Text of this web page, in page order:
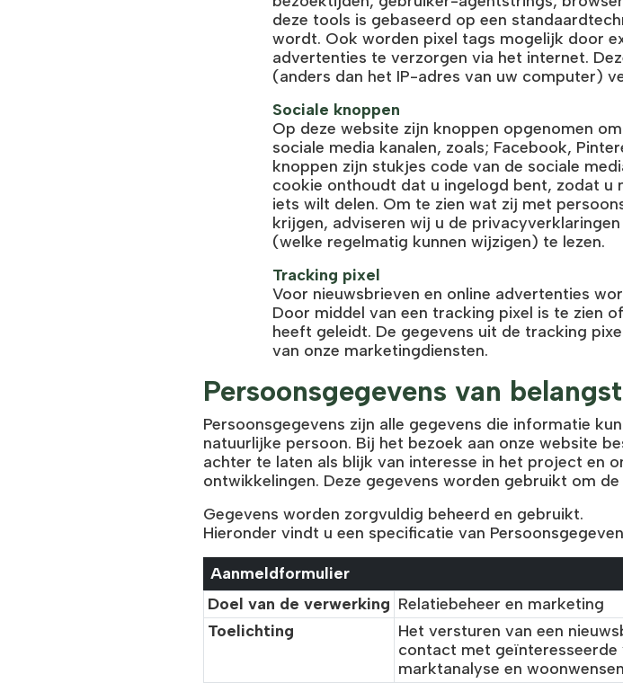
deze tools is gebaseerd op een
wordt. Ook worden pixel tags mogelijk door
advertenties te verzorgen via het internet.
(anders dan het IP-adres van uw computer)
Sociale knoppen
Op deze website zijn knoppen opgenomen
sociale media kanalen, zoals; Facebook,
knoppen zijn stukjes code van de sociale
cookie onthoudt dat u ingelogd bent, zodat u
iets wilt delen. Om te zien wat zij met
krijgen, adviseren wij u de
(welke regelmatig kunnen wijzigen) te lezen.
Tracking pixel
Voor nieuwsbrieven en online advertenties
Door middel van een tracking pixel is te zien
heeft geleidt. De gegevens uit de tracking
van onze marketingdiensten.
Persoonsgegevens van
Persoonsgegevens zijn alle gegevens die informatie
natuurlijke persoon. Bij het bezoek aan onze website
achter te laten als blijk van interesse in het project en
ontwikkelingen. Deze gegevens worden gebruikt om
Gegevens worden zorgvuldig beheerd en gebruikt.
Hieronder vindt u een specificatie van
Aanmeldformulier
Doel van de verwerking Relatiebeheer en marketing
Toelichting
Het versturen van een
contact met
marktanalyse en